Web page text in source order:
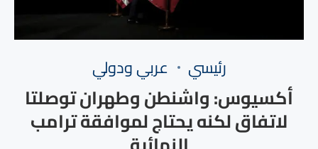
رئيسي ⁠عربي ودولي
أكسيوس: واشنطن وطهران توصلتا
لاتفاق لكنه يحتاج لموافقة ترامب